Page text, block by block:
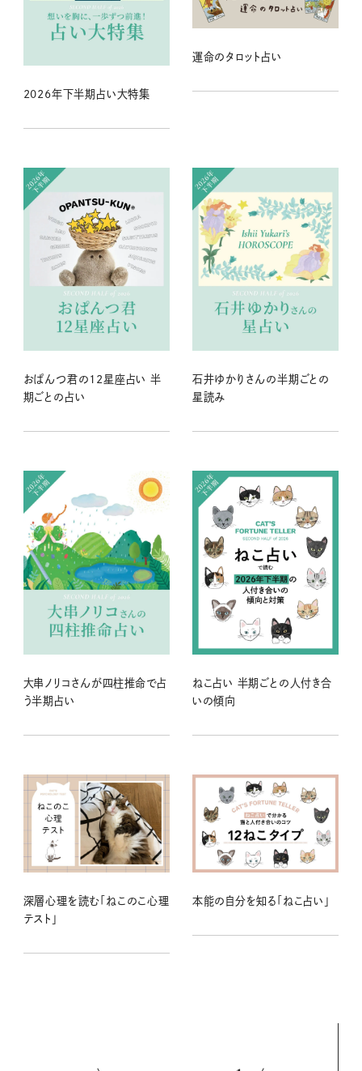
2026年下半期占い大特集
運命のタロット占い
おぱんつ君の12星座占い 半
期ごとの占い
石井ゆかりさんの半期ごとの
星読み
大串ノリコさんが四柱推命で占
う半期占い
ねこ占い 半期ごとの人付き合
いの傾向
深層心理を読む「ねこのこ心理
テスト」
本能の自分を知る「ねこ占い」